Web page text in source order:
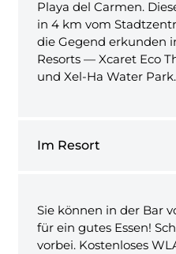
Playa del Carmen.
in 4 km vom
die Gegend erkunden
Resorts — Xcaret Eco
und Xel-Ha Water Park.
Im Resort
Sie können in der Bar
für ein gutes Essen!
vorbei. Kostenloses